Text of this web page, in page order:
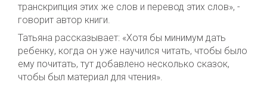
транскрипция этих же слов и перевод этих слов», -
говорит автор книги.
Татьяна рассказывает: «Хотя бы минимум дать
ребенку, когда он уже научился читать, чтобы было
ему почитать, тут добавлено несколько сказок,
чтобы был материал для чтения».